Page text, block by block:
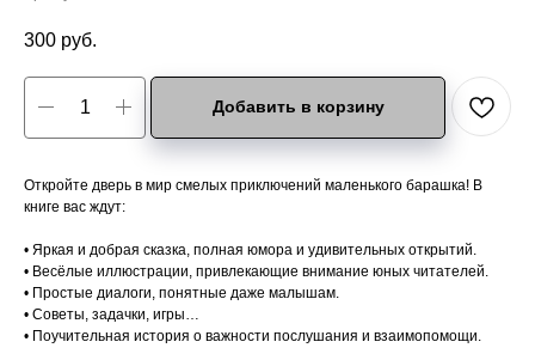
300 руб.
Добавить в корзину
Откройте дверь в мир смелых приключений маленького барашка! В
книге вас ждут:
• Яркая и добрая сказка, полная юмора и удивительных открытий.
• Весёлые иллюстрации, привлекающие внимание юных читателей.
• Простые диалоги, понятные даже малышам.
• Советы, задачки, игры…
• Поучительная история о важности послушания и взаимопомощи.